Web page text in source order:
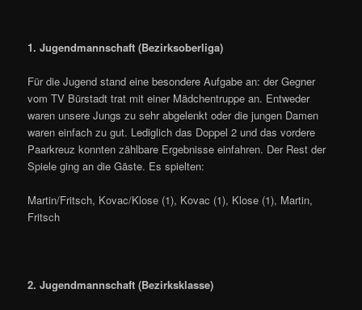
1. Jugendmannschaft (Bezirksoberliga)
Für die Jugend stand eine besondere Aufgabe an: der Gegner
vom TV Bürstadt trat mit einer Mädchentruppe an. Entweder
waren unsere Jungs zu sehr abgelenkt oder die jungen Damen
waren einfach zu gut. Lediglich das Doppel 2 und das vordere
Paarkreuz konnten zählbare Ergebnisse einfahren. Der Rest der
Spiele ging an die Gäste. Es spielten:
Martin/Fritsch, Kovac/Klose (1), Kovac (1), Klose (1), Martin,
Fritsch
2. Jugendmannschaft (Bezirksklasse)